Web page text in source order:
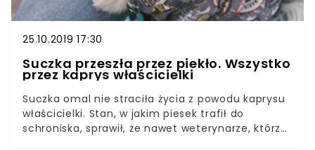
25.10.2019 17:30
Suczka przeszła przez piekło. Wszystko
przez kaprys właścicielki
Suczka omal nie straciła życia z powodu kaprysu
właścicielki. Stan, w jakim piesek trafił do
schroniska, sprawił, że nawet weterynarze, którzy